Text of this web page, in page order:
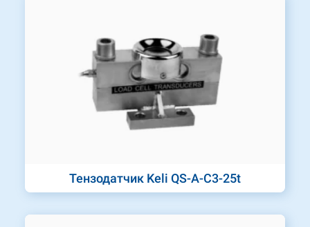
Тензодатчик Keli QS-A-C3-25t